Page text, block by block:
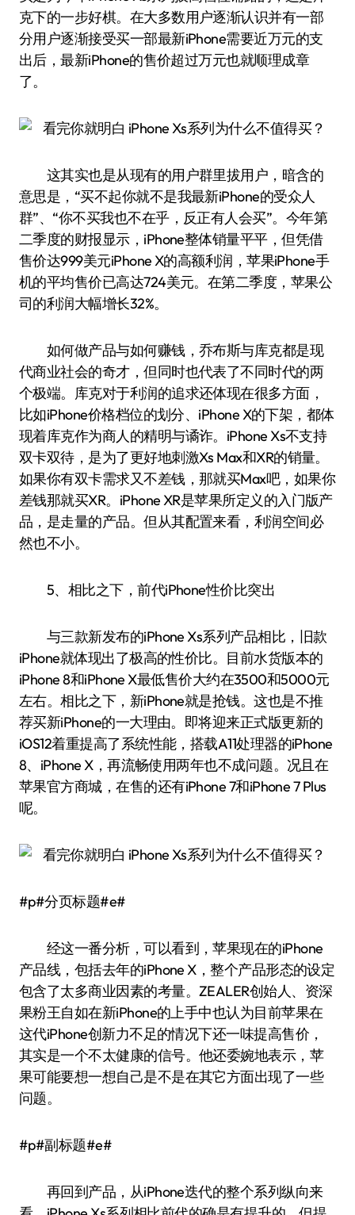
克下的一步好棋。在大多数用户逐渐认识并有一部
分用户逐渐接受买一部最新iPhone需要近万元的支
出后，最新iPhone的售价超过万元也就顺理成章
了。
这其实也是从现有的用户群里拔用户，暗含的
意思是，“买不起你就不是我最新iPhone的受众人
群”、“你不买我也不在乎，反正有人会买”。今年第
二季度的财报显示，iPhone整体销量平平，但凭借
售价达999美元iPhone X的高额利润，苹果iPhone手
机的平均售价已高达724美元。在第二季度，苹果公
司的利润大幅增长32%。
如何做产品与如何赚钱，乔布斯与库克都是现
代商业社会的奇才，但同时也代表了不同时代的两
个极端。库克对于利润的追求还体现在很多方面，
比如iPhone价格档位的划分、iPhone X的下架，都体
现着库克作为商人的精明与谲诈。iPhone Xs不支持
双卡双待，是为了更好地刺激Xs Max和XR的销量。
如果你有双卡需求又不差钱，那就买Max吧，如果你
差钱那就买XR。iPhone XR是苹果所定义的入门版产
品，是走量的产品。但从其配置来看，利润空间必
然也不小。
5、相比之下，前代iPhone性价比突出
与三款新发布的iPhone Xs系列产品相比，旧款
iPhone就体现出了极高的性价比。目前水货版本的
iPhone 8和iPhone X最低售价大约在3500和5000元
左右。相比之下，新iPhone就是抢钱。这也是不推
荐买新iPhone的一大理由。即将迎来正式版更新的
iOS12着重提高了系统性能，搭载A11处理器的iPhone
8、iPhone X，再流畅使用两年也不成问题。况且在
苹果官方商城，在售的还有iPhone 7和iPhone 7 Plus
呢。
#p#分页标题#e#
经这一番分析，可以看到，苹果现在的iPhone
产品线，包括去年的iPhone X，整个产品形态的设定
包含了太多商业因素的考量。ZEALER创始人、资深
果粉王自如在新iPhone的上手中也认为目前苹果在
这代iPhone创新力不足的情况下还一味提高售价，
其实是一个不太健康的信号。他还委婉地表示，苹
果可能要想一想自己是不是在其它方面出现了一些
问题。
#p#副标题#e#
再回到产品，从iPhone迭代的整个系列纵向来